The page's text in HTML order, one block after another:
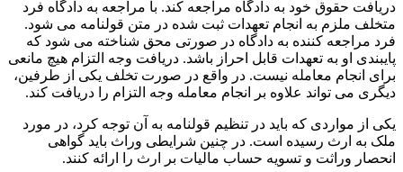
دریافت حقوق خود به دادگاه مراجعه کند. با مراجعه به دادگاه فرد
متخلف ملزم به انجام تعهدات ثبت شده در متن قولنامه می شود.
فرد مراجعه کننده به دادگاه در صورتی محق شناخته می شود که
پایبندی او به تعهدات قابل احراز باشد. دریافت وجه التزام هیچ مانعی
برای انجام معامله نیست. در واقع در صورت تخلف یکی از طرفین،
دیگری می تواند علاوه بر انجام معامله وجه التزام را دریافت کند.
یکی از مواردی که باید در تنظیم قولنامه به آن توجه کرد، در مورد
ملک به ارث رسیده است. در چنین شرایطی وراث باید گواهی
انحصار وراثت و تسویه حساب مالیات بر ارث را ارائه کنند.